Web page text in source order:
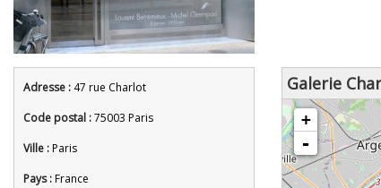
Adresse : 47 rue Charlot
Code postal :75003 Paris
Ville :Paris
Pays :France
Galerie
chargement de la carte -
+
-